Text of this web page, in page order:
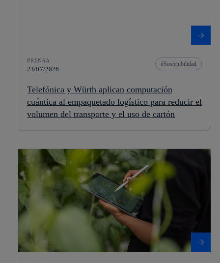
PRENSA
23/07/2026
Sostenibilidad
Telefónica y Würth aplican computación
cuántica al empaquetado logístico para reducir el
volumen del transporte y el uso de cartón